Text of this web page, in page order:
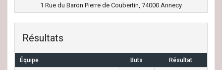
1 Rue du Baron Pierre de Coubertin, 74000 Annecy
Résultats
Équipe Buts Résultat